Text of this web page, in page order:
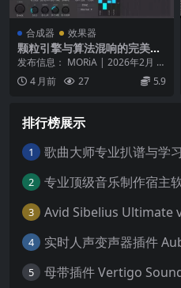
合成器 效果器
颗粒引擎与算法混响的完美融
合 – Togu Audio Line TAL-G
-Verb v2.1.0 U2B Mac [MOR
iA]
发布信息： MORiA | 2026年2月 平
台： macOS (Univers...
4 月前 27 5.9
排行榜展示
1
2
3
4
5